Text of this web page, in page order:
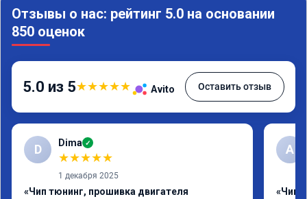
Отзывы о нас: рейтинг 5.0 на основании
850 оценок
5.0 из 5★★★★★ Avito Оставить отзыв
D Dima ✓
★★★★★
1 декабря 2025
«Чип тюнинг, прошивка двигателя
А
«Чип